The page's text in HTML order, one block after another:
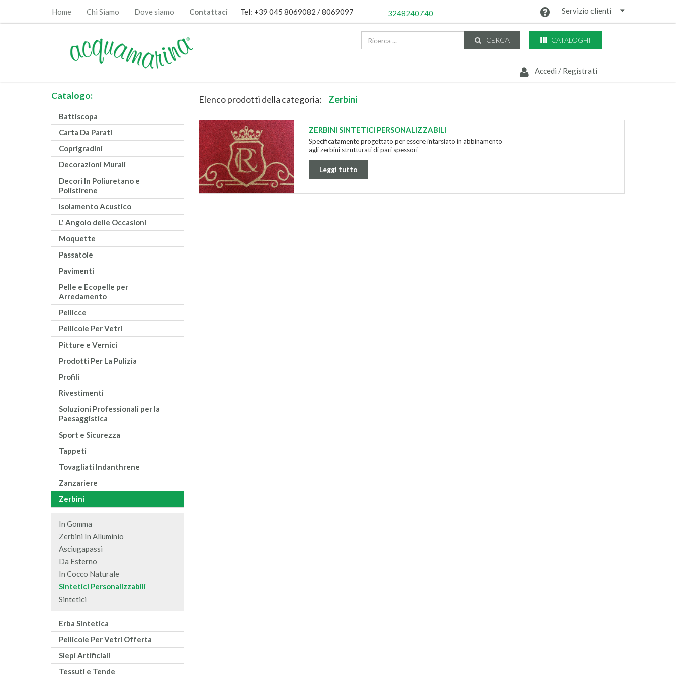
Home Chi Siamo Dove siamo Contattaci Tel: +39 045 8069082 / 8069097 3248240740 Servizio clienti
CERCA CATALOGHI
Accedi / Registrati
Catalogo:
Battiscopa
Carta Da Parati
Coprigradini
Decorazioni Murali
Decori In Poliuretano e
Polistirene
Isolamento Acustico
L' Angolo delle Occasioni
Moquette
Passatoie
Pavimenti
Pelle e Ecopelle per
Arredamento
Pellicce
Pellicole Per Vetri
Pitture e Vernici
Prodotti Per La Pulizia
Profili
Rivestimenti
Soluzioni Professionali per la
Paesaggistica
Sport e Sicurezza
Tappeti
Tovagliati Indanthrene
Zanzariere
Zerbini
In Gomma
Zerbini In Alluminio
Asciugapassi
Da Esterno
In Cocco Naturale
Sintetici Personalizzabili
Sintetici
Erba Sintetica
Pellicole Per Vetri Offerta
Siepi Artificiali
Tessuti e Tende
Elenco prodotti della categoria: Zerbini
ZERBINI SINTETICI PERSONALIZZABILI
Specificatamente progettato per essere intarsiato in abbinamento
agli zerbini strutturati di pari spessori
Leggi tutto